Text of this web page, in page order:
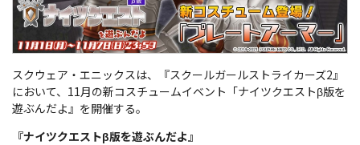
スクウェア・エニックスは、『スクールガールストライカーズ2』
において、11月の新コスチュームイベント「ナイツクエストβ版を
遊ぶんだよ』を開催する。
『ナイツクエストβ版を遊ぶんだよ』